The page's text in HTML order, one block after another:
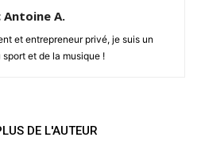
Antoine A.
et entrepreneur privé, je suis un
sport et de la musique !
DE L'AUTEUR